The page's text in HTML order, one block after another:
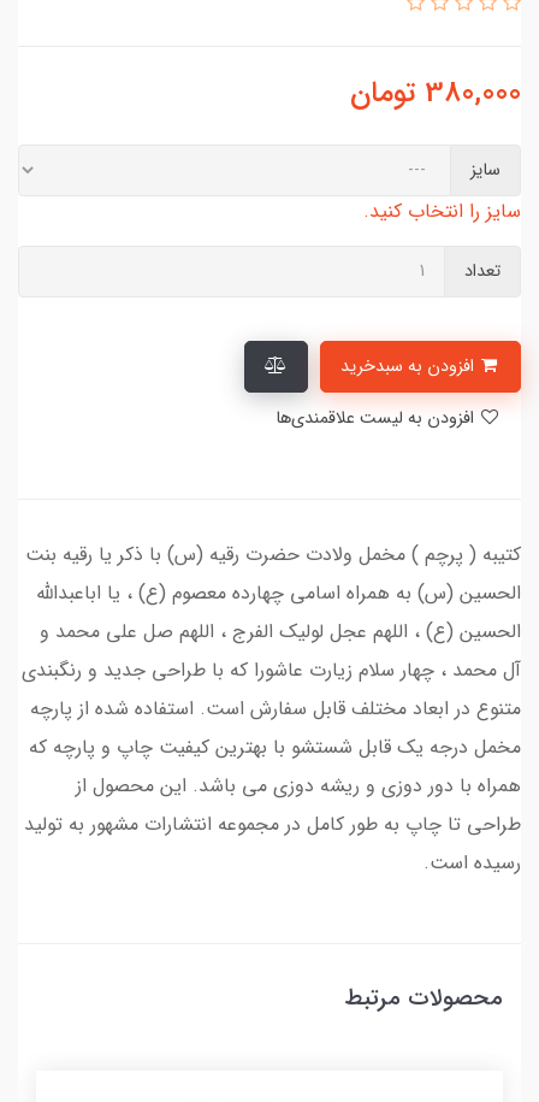
380,000 تومان
سایز
سایز را انتخاب کنید.
تعداد
کتیبه ( پرچم ) مخمل ولادت حضرت رقیه (س) با ذکر یا رقیه بنت
الحسین (س) به همراه اسامی چهارده معصوم (ع) ، یا اباعبدالله
الحسین (ع) ، اللهم عجل لولیک الفرج ، اللهم صل علی محمد و
آل محمد ، چهار سلام زیارت عاشورا که با طراحی جدید و رنگبندی
متنوع در ابعاد مختلف قابل سفارش است. استفاده شده از پارچه
مخمل درجه یک قابل شستشو با بهترین کیفیت چاپ و پارچه که
همراه با دور دوزی و ریشه دوزی می باشد. این محصول از
طراحی تا چاپ به طور کامل در مجموعه انتشارات مشهور به تولید
رسیده است.
محصولات مرتبط